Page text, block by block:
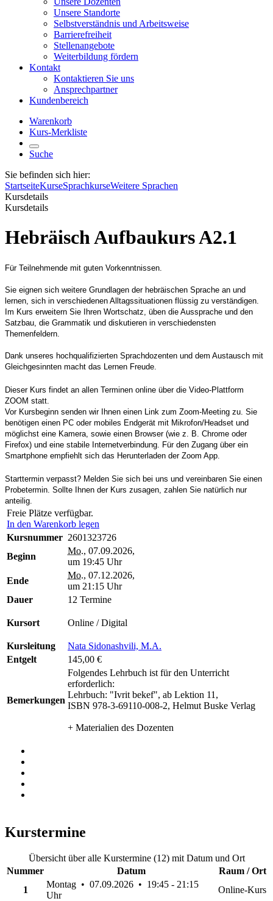
Unsere Standorte
Selbstverständnis und Arbeitsweise
Barrierefreiheit
Stellenangebote
Weiterbildung fördern
Kontakt
Kontaktieren Sie uns
Ansprechpartner
Kundenbereich
Warenkorb
Kurs-Merkliste
Suche
Sie befinden sich hier:
StartseiteKurseSprachkurseWeitere Sprachen
Kursdetails
Kursdetails
Hebräisch Aufbaukurs A2.1
Für Teilnehmende mit guten Vorkenntnissen.
Sie eignen sich weitere Grundlagen der hebräischen Sprache an und
lernen, sich in verschiedenen Alltagssituationen flüssig zu verständigen.
Im Kurs erweitern Sie Ihren Wortschatz, üben die Aussprache und den
Satzbau, die Grammatik und diskutieren in verschiedensten
Themenfeldern.
Dank unseres hochqualifizierten Sprachdozenten und dem Austausch mit
Gleichgesinnten macht das Lernen Freude.
Dieser Kurs findet an allen Terminen online über die Video-Plattform
ZOOM statt.
Vor Kursbeginn senden wir Ihnen einen Link zum Zoom-Meeting zu. Sie
benötigen einen PC oder mobiles Endgerät mit Mikrofon/Headset und
möglichst eine Kamera, sowie einen Browser (wie z. B. Chrome oder
Firefox) und eine stabile Internetverbindung. Für den Zugang über ein
Smartphone empfiehlt sich das Herunterladen der Zoom App.
Starttermin verpasst? Melden Sie sich bei uns und vereinbaren Sie einen
Probetermin. Sollte Ihnen der Kurs zusagen, zahlen Sie natürlich nur
anteilig.
Freie Plätze verfügbar.
In den Warenkorb legen
Kursnummer 2601323726
Beginn
Mo., 07.09.2026,
um 19:45 Uhr
Ende
Mo., 07.12.2026,
um 21:15 Uhr
Dauer
12 Termine
Kursort Online / Digital
Kursleitung
Nata Sidonashvili, M.A.
Entgelt
145,00 €
Bemerkungen
Folgendes Lehrbuch ist für den Unterricht
erforderlich:
Lehrbuch: "Ivrit bekef", ab Lektion 11,
ISBN 978-3-69110-008-2, Helmut Buske Verlag
+ Materialien des Dozenten
Kurstermine
Übersicht über alle Kurstermine (12) mit Datum und Ort
Nummer
Datum
Raum / Ort
1
Montag • 07.09.2026 • 19:45 - 21:15
Uhr
Online-Kurs